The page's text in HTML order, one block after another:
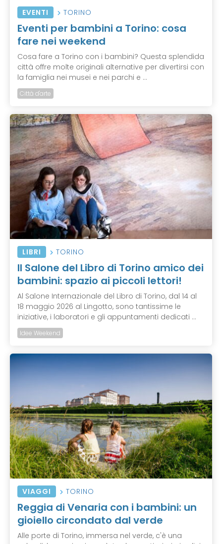
EVENTI TORINO
Eventi per bambini a Torino: cosa
fare nei weekend
Cosa fare a Torino con i bambini? Questa splendida
città offre molte originali alternative per divertirsi con
la famiglia nei musei e nei parchi e ...
Città d'arte
LIBRI TORINO
Il Salone del Libro di Torino amico dei
bambini: spazio ai piccoli lettori!
Al Salone Internazionale del Libro di Torino, dal 14 al
18 maggio 2026 al Lingotto, sono tantissime le
iniziative, i laboratori e gli appuntamenti dedicati ...
Idee Weekend
VIAGGI TORINO
Reggia di Venaria con i bambini: un
gioiello circondato dal verde
Alle porte di Torino, immersa nel verde, c'è una